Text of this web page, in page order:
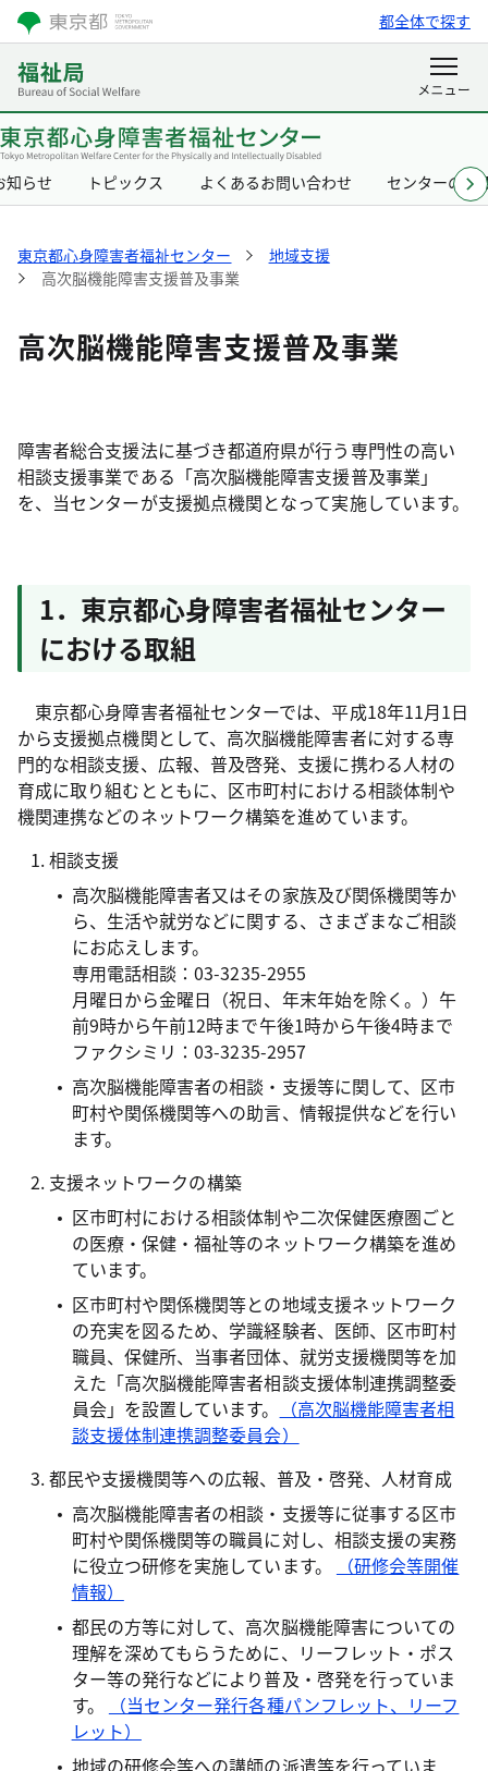
都全体で探す
知らせ トピックス よくあるお問い合わせ センターの概
東京都心身障害者福祉センター
地域支援
高次脳機能障害支援普及事業
高次脳機能障害支援普及事業
障害者総合支援法に基づき都道府県が行う専門性の高い
相談支援事業である「高次脳機能障害支援普及事業」
を、当センターが支援拠点機関となって実施しています。
1．東京都心身障害者福祉センター
における取組
東京都心身障害者福祉センターでは、平成18年11月1日
から支援拠点機関として、高次脳機能障害者に対する専
門的な相談支援、広報、普及啓発、支援に携わる人材の
育成に取り組むとともに、区市町村における相談体制や
機関連携などのネットワーク構築を進めています。
相談支援
高次脳機能障害者又はその家族及び関係機関等か
ら、生活や就労などに関する、さまざまなご相談
にお応えします。
専用電話相談：03-3235-2955
月曜日から金曜日（祝日、年末年始を除く。）午
前9時から午前12時まで午後1時から午後4時まで
ファクシミリ：03-3235-2957
高次脳機能障害者の相談・支援等に関して、区市
町村や関係機関等への助言、情報提供などを行い
ます。
支援ネットワークの構築
区市町村における相談体制や二次保健医療圏ごと
の医療・保健・福祉等のネットワーク構築を進め
ています。
区市町村や関係機関等との地域支援ネットワーク
の充実を図るため、学識経験者、医師、区市町村
職員、保健所、当事者団体、就労支援機関等を加
えた「高次脳機能障害者相談支援体制連携調整委
員会」を設置しています。
（高次脳機能障害者相
談支援体制連携調整委員会）
都民や支援機関等への広報、普及・啓発、人材育成
高次脳機能障害者の相談・支援等に従事する区市
町村や関係機関等の職員に対し、相談支援の実務
に役立つ研修を実施しています。
（研修会等開催
情報）
都民の方等に対して、高次脳機能障害についての
理解を深めてもらうために、リーフレット・ポス
ター等の発行などにより普及・啓発を行っていま
す。
（当センター発行各種パンフレット、リーフ
レット）
地域の研修会等への講師の派遣等を行っていま